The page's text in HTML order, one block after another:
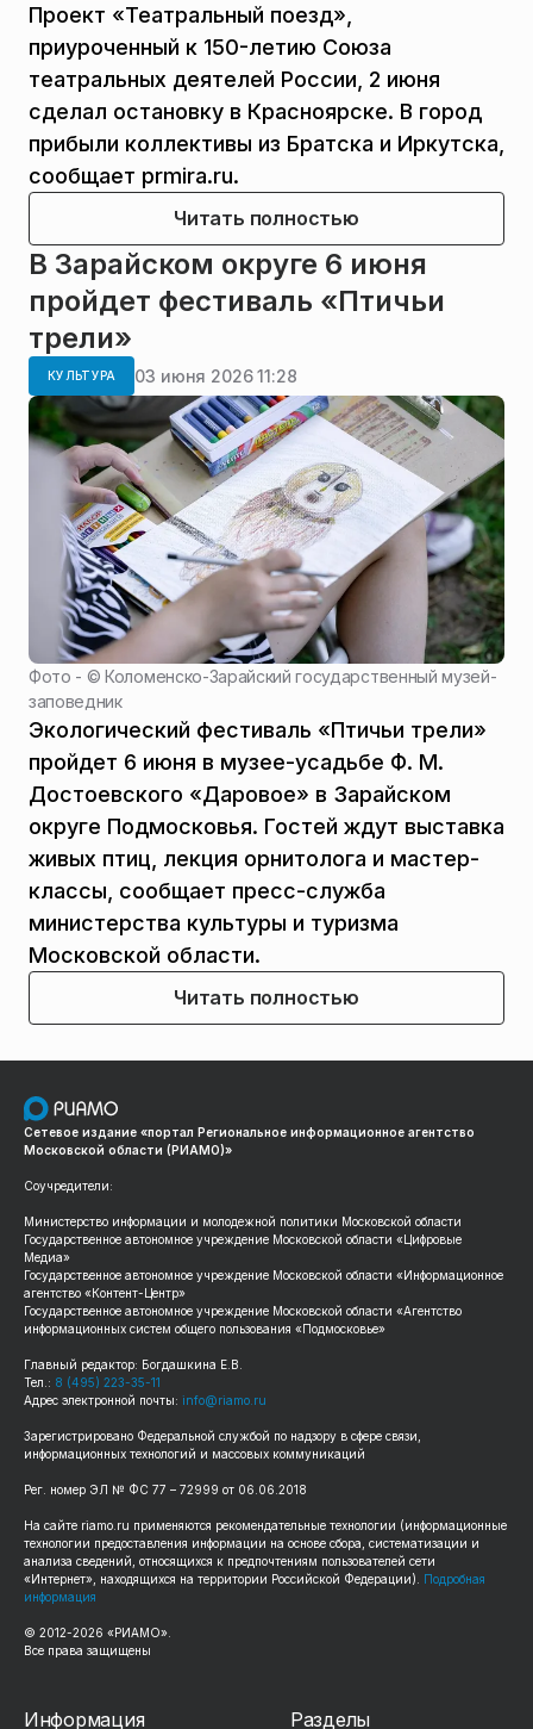
Проект «Театральный поезд»,
приуроченный к 150-летию Союза
театральных деятелей России, 2 июня
сделал остановку в Красноярске. В город
прибыли коллективы из Братска и Иркутска,
сообщает prmira.ru.
Читать полностью
В Зарайском округе 6 июня
пройдет фестиваль «Птичьи
трели»
КУЛЬТУРА 03 июня 2026 11:28
Фото - ©Коломенско-Зарайский государственный музей-
заповедник
Экологический фестиваль «Птичьи трели»
пройдет 6 июня в музее-усадьбе Ф. М.
Достоевского «Даровое» в Зарайском
округе Подмосковья. Гостей ждут выставка
живых птиц, лекция орнитолога и мастер-
классы, сообщает пресс-служба
министерства культуры и туризма
Московской области.
Читать полностью
Сетевое издание «портал Региональное информационное агентство
Московской области (РИАМО)»
Соучредители:
Министерство информации и молодежной политики Московской области
Государственное автономное учреждение Московской области «Цифровые
Медиа»
Государственное автономное учреждение Московской области «Информационное
агентство «Контент-Центр»
Государственное автономное учреждение Московской области «Агентство
информационных систем общего пользования «Подмосковье»
Главный редактор: Богдашкина Е.В.
Тел.: 8 (495) 223-35-11
Адрес электронной почты: info@riamo.ru
Зарегистрировано Федеральной службой по надзору в сфере связи,
информационных технологий и массовых коммуникаций
Рег. номер ЭЛ № ФС 77 – 72999 от 06.06.2018
На сайте riamo.ru применяются рекомендательные технологии (информационные
технологии предоставления информации на основе сбора, систематизации и
анализа сведений, относящихся к предпочтениям пользователей сети
«Интернет», находящихся на территории Российской Федерации). Подробная
информация
© 2012-2026 «РИАМО».
Все права защищены
Информация Разделы